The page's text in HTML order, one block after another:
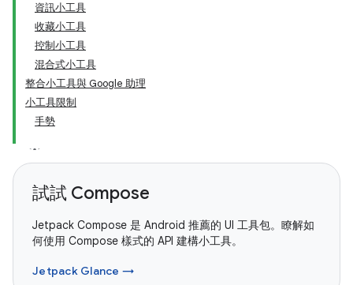
資訊小工具
收藏小工具
控制小工具
混合式小工具
整合小工具與 Google 助理
小工具限制
手勢
試試 Compose
Jetpack Compose 是 Android 推薦的 UI 工具包。瞭解如
何使用 Compose 樣式的 API 建構小工具。
Jetpack Glance →